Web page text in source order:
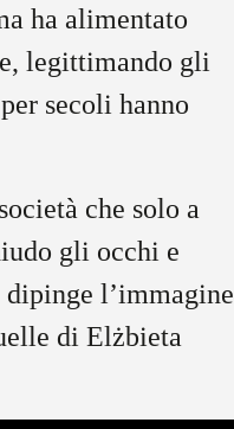
ha alimentato
legittimando gli
secoli hanno
che solo a
gli occhi e
l’immagine
di Elżbieta